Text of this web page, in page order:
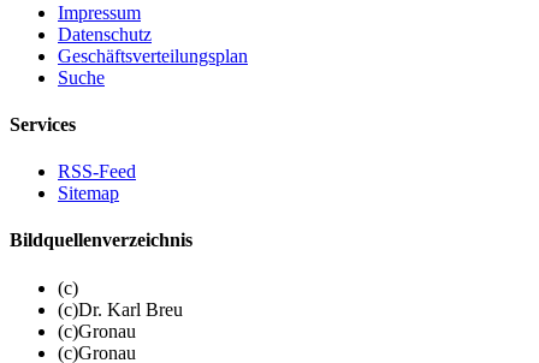
Impressum
Datenschutz
Geschäftsverteilungsplan
Suche
Services
RSS-Feed
Sitemap
Bildquellenverzeichnis
(c)
(c)Dr. Karl Breu
(c)Gronau
(c)Gronau